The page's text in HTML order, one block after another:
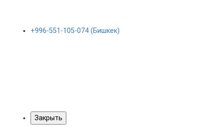
+996-551-105-074 (Бишкек)
Закрыть